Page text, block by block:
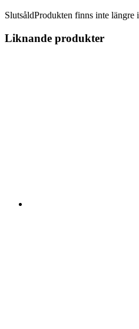
SlutsåldProdukten finns inte längre
Liknande produkter